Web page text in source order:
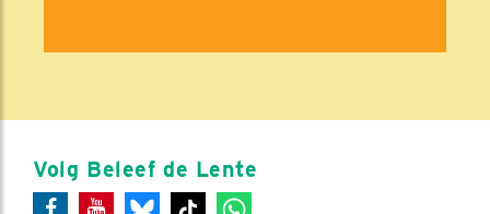
Volg Beleef de Lente